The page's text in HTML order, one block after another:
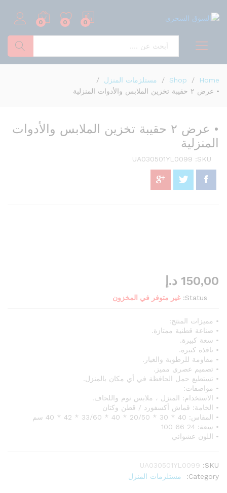
0
0
0
Home
/
Shop
/ مستلزمات المنزل
/
• عرض ٢ حقيبة تخزين الملابس والأدوات المنزلية
• عرض ٢ حقيبة تخزين الملابس والأدوات
المنزلية
SKU:
UA030501YL0099
150,00 د.إ
Status: غير متوفر في المخزون
• مميزات المنتج:
• صناعة قطنية ممتازة.
• سعة كبيرة.
• نافذة كبيرة.
• مقاومة للرطوبة والغبار.
• تصميم عصري مميز.
• تستطيع حمل الحافظة في أي مكان بالمنزل.
• مواصفات:
• الاستخدام: المنزل ، ملابس نوم واللحاف.
• الخامة: قماش أكسفورد / قطن وكتان
• المقاس: 40 * 30 * 20/50 * 40 * 33/60 * 42 * 40 سم
• سعة: 24 66 100
• اللون عشوائي
SKU:
UA030501YL0099
Category:
مستلزمات المنزل